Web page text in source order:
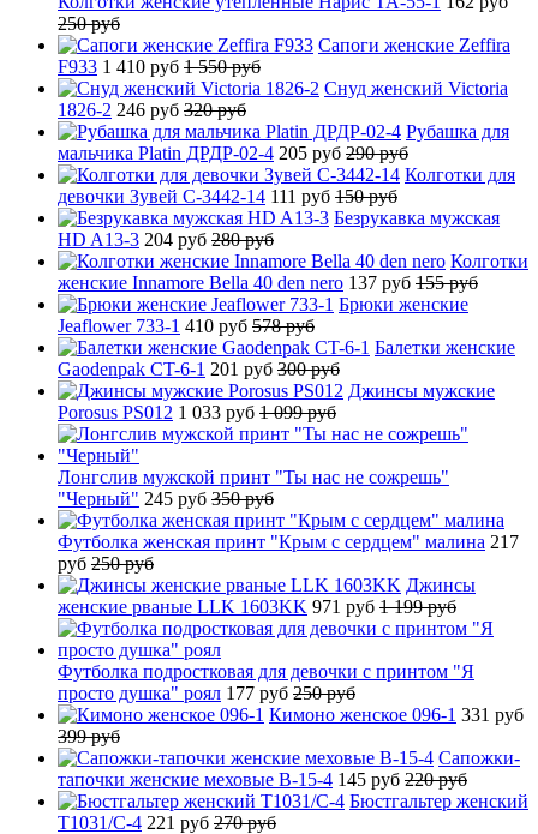
250 руб
Сапоги женские Zeffira
F933 1 410 руб 1 550 руб
Снуд женский Victoria
1826-2 246 руб 320 руб
Рубашка для
мальчика Platin ДРДР-02-4 205 руб 290 руб
Колготки для
девочки Зувей C-3442-14 111 руб 150 руб
Безрукавка мужская
HD A13-3 204 руб 280 руб
Колготки
женские Innamore Bella 40 den nero 137 руб 155 руб
Брюки женские
Jeaflower 733-1 410 руб 578 руб
Балетки женские
Gaodenpak CT-6-1 201 руб 300 руб
Джинсы мужские
Porosus PS012 1 033 руб 1 099 руб
Лонгслив мужской принт "Ты нас не сожрешь"
"Черный" 245 руб 350 руб
Футболка женская принт "Крым с сердцем" малина 217
руб 250 руб
Джинсы
женские рваные LLK 1603KK 971 руб 1 199 руб
Футболка подростковая для девочки с принтом "Я
просто душка" роял 177 руб 250 руб
Кимоно женское 096-1 331 руб
399 руб
Сапожки-
тапочки женские меховые B-15-4 145 руб 220 руб
Бюстгальтер женский
T1031/C-4 221 руб 270 руб